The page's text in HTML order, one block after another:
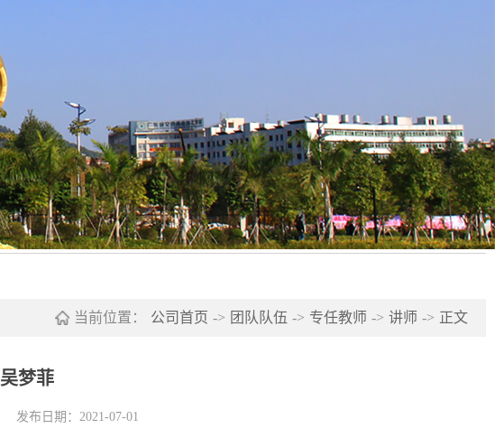
当前位置： 公司首页 -> 团队队伍 -> 专任教师 -> 讲师 -> 正文
吴梦菲
发布日期：2021-07-01